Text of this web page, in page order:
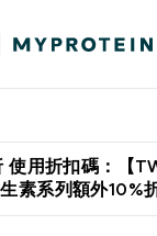
使用折扣碼：【
素系列額外10%